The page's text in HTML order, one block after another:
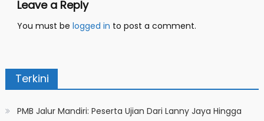
Leave a Reply
You must be logged in to post a comment.
Terkini
PMB Jalur Mandiri: Peserta Ujian Dari Lanny Jaya Hingga